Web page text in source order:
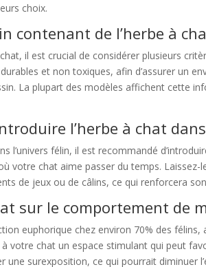
choix.
contenant de l’herbe à
chat, il est crucial de considérer plusieurs
et non toxiques, afin d’assurer un
La plupart des modèles affichent cette
l’herbe à chat
l’univers félin, il est recommandé
votre chat aime passer du temps.
de jeux ou de câlins, ce qui renforcera
sur le comportement de
euphorique chez environ 70% des
votre chat un espace stimulant qui peut
surexposition, ce qui pourrait diminuer